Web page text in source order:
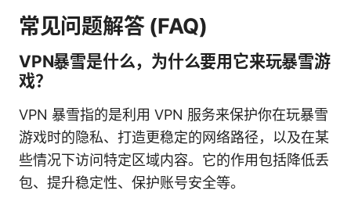
常见问题解答 (FAQ)
VPN暴雪是什么，为什么要用它来玩暴雪游
戏？
VPN 暴雪指的是利用 VPN 服务来保护你在玩暴雪
游戏时的隐私、打造更稳定的网络路径，以及在某
些情况下访问特定区域内容。它的作用包括降低丢
包、提升稳定性、保护账号安全等。